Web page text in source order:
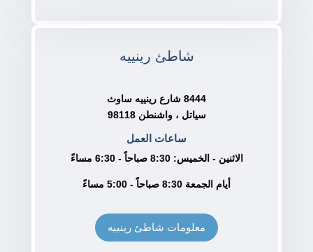
شاطئ رينييه
8444 شارع رينييه ساوث
سياتل ، واشنطن 98118
ساعات العمل
الاثنين - الخميس: 8:30 صباحاً - 6:30 مساءً
أيام الجمعة 8:30 صباحاً - 5:00 مساءً
معلومات شاطئ رينييه